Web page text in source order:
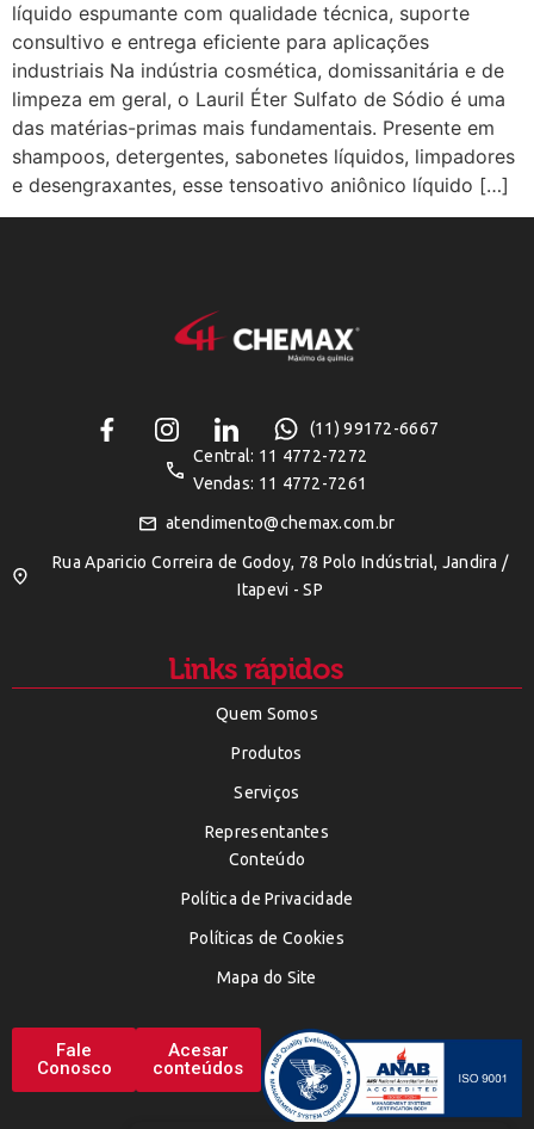
líquido espumante com qualidade técnica, suporte
consultivo e entrega eficiente para aplicações
industriais Na indústria cosmética, domissanitária e de
limpeza em geral, o Lauril Éter Sulfato de Sódio é uma
das matérias-primas mais fundamentais. Presente em
shampoos, detergentes, sabonetes líquidos, limpadores
e desengraxantes, esse tensoativo aniônico líquido […]
(11) 99172-6667
Central: 11 4772-7272
Vendas: 11 4772-7261
atendimento@chemax.com.br
Rua Aparicio Correira de Godoy, 78 Polo Indústrial, Jandira /
Itapevi - SP
Links rápidos
Quem Somos
Produtos
Serviços
Representantes
Conteúdo
Política de Privacidade
Políticas de Cookies
Mapa do Site
Fale
Conosco
Acesar
conteúdos